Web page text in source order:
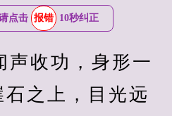
点击 报错 10秒纠正
之上，目光远